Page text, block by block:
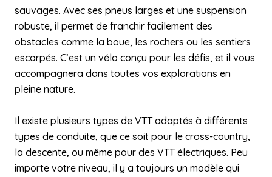
sauvages. Avec ses pneus larges et une suspension
robuste, il permet de franchir facilement des
obstacles comme la boue, les rochers ou les sentiers
escarpés. C’est un vélo conçu pour les défis, et il vous
accompagnera dans toutes vos explorations en
pleine nature.
Il existe plusieurs types de VTT adaptés à différents
types de conduite, que ce soit pour le cross-country,
la descente, ou même pour des VTT électriques. Peu
importe votre niveau, il y a toujours un modèle qui